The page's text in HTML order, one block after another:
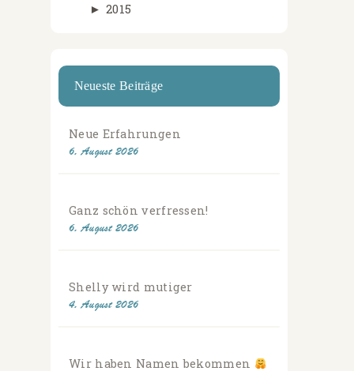
► 2015
Neueste Beiträge
Neue Erfahrungen
6. August 2026
Ganz schön verfressen!
6. August 2026
Shelly wird mutiger
4. August 2026
Wir haben Namen bekommen